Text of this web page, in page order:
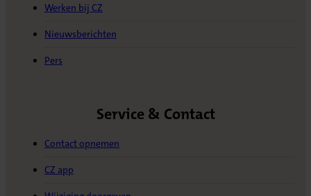
Werken bij CZ
Nieuwsberichten
Pers
Service & Contact
Contact opnemen
CZ app